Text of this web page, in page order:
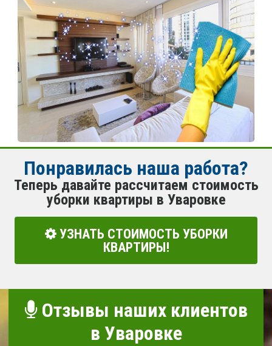
Понравилась наша работа?
Теперь давайте рассчитаем стоимость
уборки квартиры в Уваровке
УЗНАТЬ СТОИМОСТЬ УБОРКИ
КВАРТИРЫ!
Отзывы наших клиентов
в Уваровке